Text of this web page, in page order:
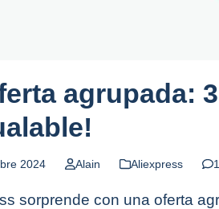
agrupada:
2024 Alain Aliexpress
sorprende con una oferta